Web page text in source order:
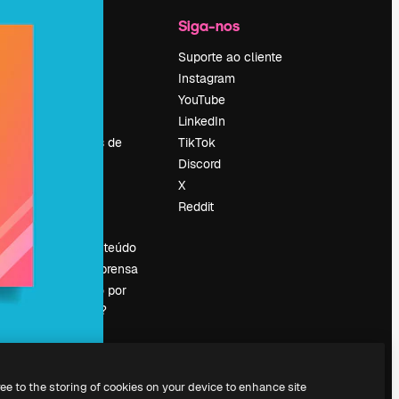
Tendências de
Vender conteúdo
Sala de imprensa
Procurando por
magnific.ai?
Siga-nos
Suporte ao cliente
Instagram
YouTube
LinkedIn
TikTok
Discord
X
Reddit
to the storing of cookies on your device to enhance site